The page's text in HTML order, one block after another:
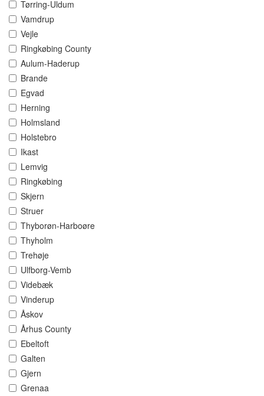
Tørring-Uldum
Vamdrup
Vejle
Ringkøbing County
Aulum-Haderup
Brande
Egvad
Herning
Holmsland
Holstebro
Ikast
Lemvig
Ringkøbing
Skjern
Struer
Thyborøn-Harboøre
Thyholm
Trehøje
Ulfborg-Vemb
Videbæk
Vinderup
Åskov
Århus County
Ebeltoft
Galten
Gjern
Grenaa